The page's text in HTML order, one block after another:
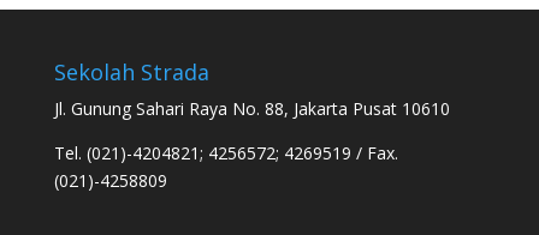
Sekolah Strada
Jl. Gunung Sahari Raya No. 88, Jakarta Pusat 10610
Tel. (021)-4204821; 4256572; 4269519 / Fax.
(021)-4258809